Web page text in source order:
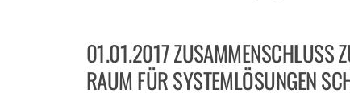
01.01.2017 ZUSAMMENSCHLUSS
AUM FÜR SYSTEMLÖSUNGEN